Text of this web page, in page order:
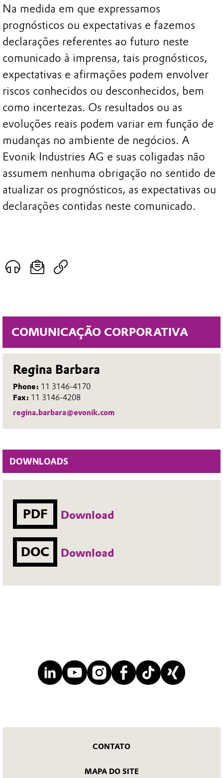
COMUNICAÇÃO CORPORATIVA
Regina Barbara
Phone: 11 3146-4170
Fax: 11 3146-4208
regina.barbara@evonik.com
DOWNLOADS
PDF Download
DOC Download
Na medida em que expressamos
prognósticos ou expectativas e fazemos
declarações referentes ao futuro neste
comunicado à imprensa, tais prognósticos,
expectativas e afirmações podem envolver
riscos conhecidos ou desconhecidos, bem
como incertezas. Os resultados ou as
evoluções reais podem variar em função de
mudanças no ambiente de negócios. A
Evonik Industries AG e suas coligadas não
assumem nenhuma obrigação no sentido de
atualizar os prognósticos, as expectativas ou
declarações contidas neste comunicado.
CONTATO
MAPA DO SITE